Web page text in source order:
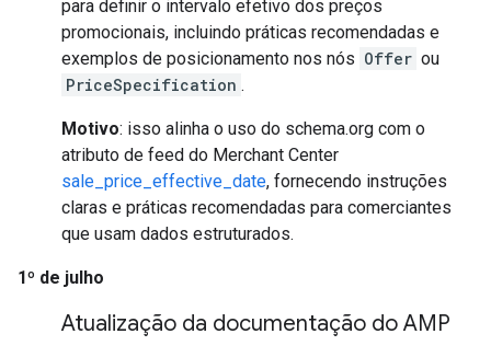
para definir o intervalo efetivo dos preços
promocionais, incluindo práticas recomendadas e
exemplos de posicionamento nos nós Offer ou
PriceSpecification .
Motivo: isso alinha o uso do schema.org com o
atributo de feed do Merchant Center
sale_price_effective_date, fornecendo instruções
claras e práticas recomendadas para comerciantes
que usam dados estruturados.
1º de julho
Atualização da documentação do AMP